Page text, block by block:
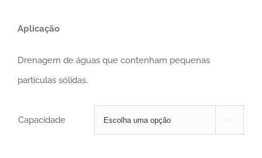
Aplicação
Drenagem de águas que contenham pequenas
partículas sólidas.
Capacidade